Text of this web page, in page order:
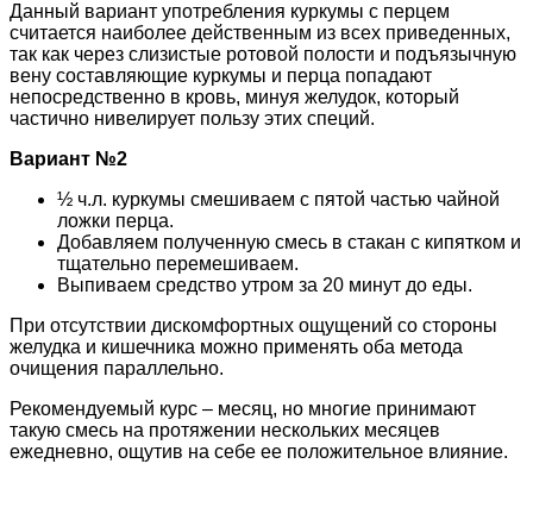
Данный вариант употребления куркумы с перцем
считается наиболее действенным из всех приведенных,
так как через слизистые ротовой полости и подъязычную
вену составляющие куркумы и перца попадают
непосредственно в кровь, минуя желудок, который
частично нивелирует пользу этих специй.
Вариант №2
½ ч.л. куркумы смешиваем с пятой частью чайной
ложки перца.
Добавляем полученную смесь в стакан с кипятком и
тщательно перемешиваем.
Выпиваем средство утром за 20 минут до еды.
При отсутствии дискомфортных ощущений со стороны
желудка и кишечника можно применять оба метода
очищения параллельно.
Рекомендуемый курс – месяц, но многие принимают
такую смесь на протяжении нескольких месяцев
ежедневно, ощутив на себе ее положительное влияние.